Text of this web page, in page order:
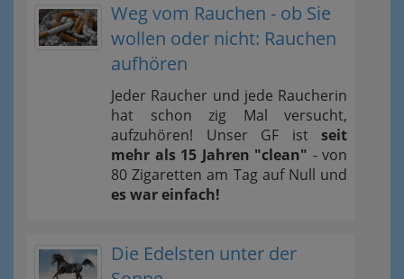
Weg vom Rauchen - ob Sie
wollen oder nicht: Rauchen
aufhören
Jeder Raucher und jede Raucherin
hat schon zig Mal versucht,
aufzuhören! Unser GF ist seit
mehr als 15 Jahren "clean" - von
80 Zigaretten am Tag auf Null und
es war einfach!
Die Edelsten unter der